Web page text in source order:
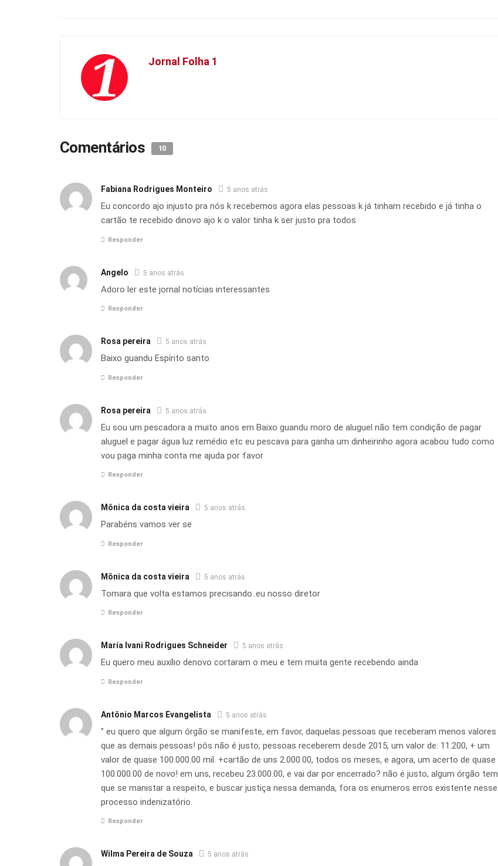
Jornal Folha 1
Comentários 10
Fabiana Rodrigues Monteiro 5 anos atrás
Eu concordo ajo injusto pra nós k recebemos agora elas pessoas k já tinham recebido e já tinha o
cartão te recebido dinovo ajo k o valor tinha k ser justo pra todos
Responder
Angelo 5 anos atrás
Adoro ler este jornal notícias interessantes
Responder
Rosa pereira 5 anos atrás
Baixo guandu Espírito santo
Responder
Rosa pereira 5 anos atrás
Eu sou um pescadora a muito anos em Baixo guandu moro de aluguel não tem condição de pagar
aluguel e pagar água luz remédio etc eu pescava para ganha um dinheirinho agora acabou tudo como
vou paga minha conta me ajuda por favor
Responder
Mônica da costa vieira 5 anos atrás
Parabéns vamos ver se
Responder
Mônica da costa vieira 5 anos atrás
Tomara que volta estamos precisando..eu nosso diretor
Responder
María Ivani Rodrigues Schneider 5 anos atrás
Eu quero meu auxílio denovo cortaram o meu e tem muita gente recebendo ainda
Responder
Antônio Marcos Evangelista 5 anos atrás
” eu quero que algum órgão se manifeste, em favor, daquelas pessoas que receberam menos valores
que as demais pessoas! pôs não é justo, pessoas receberem desde 2015, um valor de: 11.200, + um
valor de quase 100.000.00 mil. +cartão de uns 2.000.00, todos os meses, e agora, um acerto de quase
100.000.00 de novo! em uns, recebeu 23.000.00, e vai dar por encerrado? não é justo, algum órgão tem
que se manistar a respeito, e buscar justiça nessa demanda, fora os enumeros erros existente nesse
processo indenizatório.
Responder
Wilma Pereira de Souza 5 anos atrás